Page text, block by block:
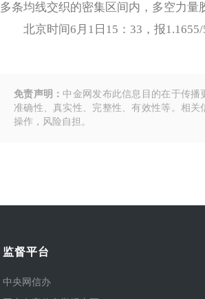
多条均线交织的密集区间内，多空力量
北京时间6月1日15：33，报1.1655/
免责声明： 中金网发布此信息目的在于传
准确性、真实性、完整性、有效性等。相
操作，风险自担。
监督平台
中央网信办